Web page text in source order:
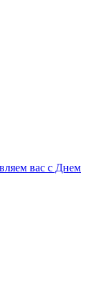
вас с Днем